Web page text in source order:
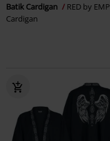
Batik Cardigan
RED by EMP
Cardigan